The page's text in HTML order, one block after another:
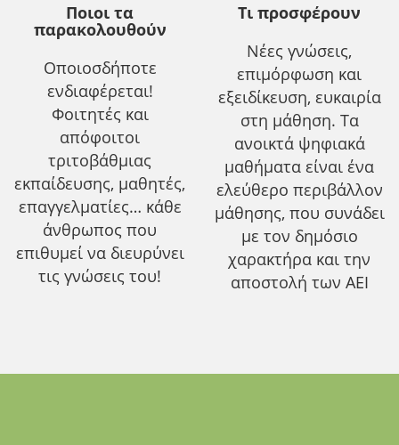
Ποιοι τα
παρακολουθούν
Οποιοσδήποτε
ενδιαφέρεται!
Φοιτητές και
απόφοιτοι
τριτοβάθμιας
εκπαίδευσης, μαθητές,
επαγγελματίες… κάθε
άνθρωπος που
επιθυμεί να διευρύνει
τις γνώσεις του!
Τι προσφέρουν
Νέες γνώσεις,
επιμόρφωση και
εξειδίκευση, ευκαιρία
στη μάθηση. Τα
ανοικτά ψηφιακά
μαθήματα είναι ένα
ελεύθερο περιβάλλον
μάθησης, που συνάδει
με τον δημόσιο
χαρακτήρα και την
αποστολή των ΑΕΙ